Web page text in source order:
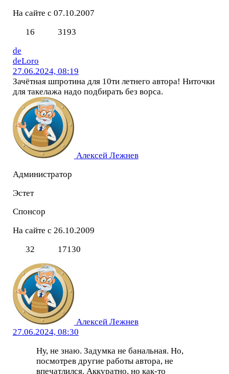
На сайте с 07.10.2007
16
3193
de
deLoro
27.06.2024, 08:19
Зачётная шпротина для 10ти летнего автора! Ниточки
для такелажа надо подбирать без ворса.
Алексей Лежнев
Администратор
Эстет
Спонсор
На сайте с 26.10.2009
32
17130
Алексей Лежнев
27.06.2024, 08:30
Ну, не знаю. Задумка не банальная. Но,
посмотрев другие работы автора, не
впечатлился. Аккуратно, но как-то